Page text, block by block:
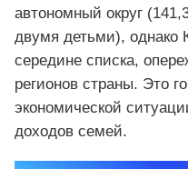
автономный округ
двумя детьми), однако
середине списка,
регионов страны. Это
экономической
доходов семей.